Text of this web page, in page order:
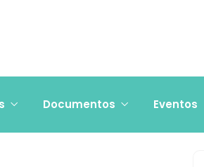
Documentos Eventos